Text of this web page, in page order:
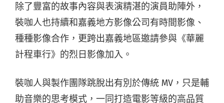
除了豐富的故事內容與表演精湛的演員助陣外，
裝咖人也持續和嘉義地方影像公司有時間影像、
種種影像合作，更跨出嘉義地區邀請參與《華麗
計程車行》的烈日影像加入。
裝咖人與製作團隊跳脫出有別於傳統 MV，只是輔
助音樂的思考模式，一同打造電影等級的高品質